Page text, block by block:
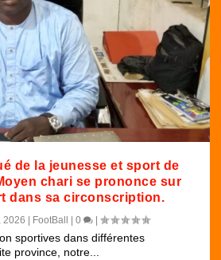
de la jeunesse et sport de
chari se prononce sur
dans sa circonscription.
2026 FootBall |0 |
sportives dans différentes
province, notre...